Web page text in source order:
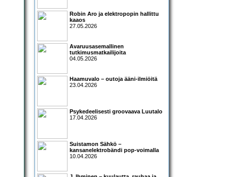
Robin Aro ja elektropopin hallittu
kaaos
27.05.2026
Avaruusasemallinen
tutkimusmatkailijoita
04.05.2026
Haamuvalo – outoja ääni-ilmiöitä
23.04.2026
Psykedeelisesti groovaava Luutalo
17.04.2026
Suistamon Sähkö –
kansanelektrobändi pop-voimalla
10.04.2026